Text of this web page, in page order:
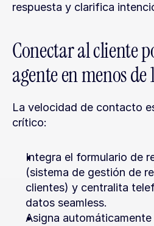
respuesta y clarifica
Conectar al cliente
agente en menos de
La velocidad de contacto
crítico:
Integra el formulario de
(sistema de gestión de
clientes) y centralita
datos seamless.
Asigna